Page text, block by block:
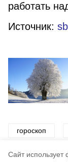
Cайт использует
работать
Источник:
гороскоп
астрология